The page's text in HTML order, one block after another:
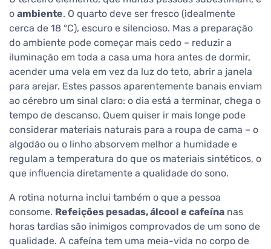
o ambiente. O quarto deve ser fresco (idealmente
cerca de 18 °C), escuro e silencioso. Mas a preparação
do ambiente pode começar mais cedo – reduzir a
iluminação em toda a casa uma hora antes de dormir,
acender uma vela em vez da luz do teto, abrir a janela
para arejar. Estes passos aparentemente banais enviam
ao cérebro um sinal claro: o dia está a terminar, chega o
tempo de descanso. Quem quiser ir mais longe pode
considerar materiais naturais para a roupa de cama – o
algodão ou o linho absorvem melhor a humidade e
regulam a temperatura do que os materiais sintéticos, o
que influencia diretamente a qualidade do sono.
A rotina noturna inclui também o que a pessoa
consome. Refeições pesadas, álcool e cafeína nas
horas tardias são inimigos comprovados de um sono de
qualidade. A cafeína tem uma meia-vida no corpo de